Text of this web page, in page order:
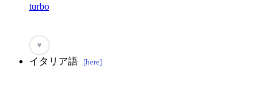
turbo
♥
イタリア語 [here]